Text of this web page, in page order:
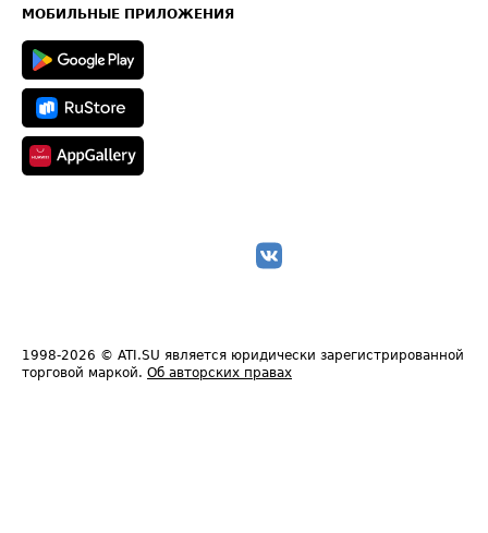
Техническая информация
МОБИЛЬНЫЕ ПРИЛОЖЕНИЯ
1998-2026 © ATI.SU является юридически зарегистрированной
торговой маркой. Об авторских правах